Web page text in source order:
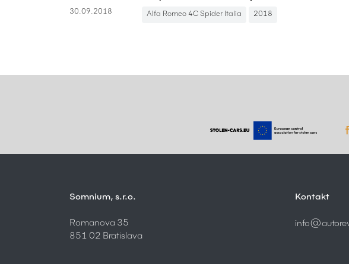
30.09.2018 Alfa Romeo 4C Spider Italia 2018
Somnium, s.r.o.
Romanova 35
851 02 Bratislava
Kontakt